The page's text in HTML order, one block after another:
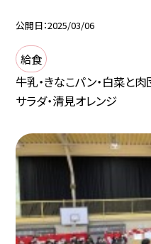
公開日 2025/03/06
給食
牛乳・きなこパン・白菜と
サラダ・清見オレンジ